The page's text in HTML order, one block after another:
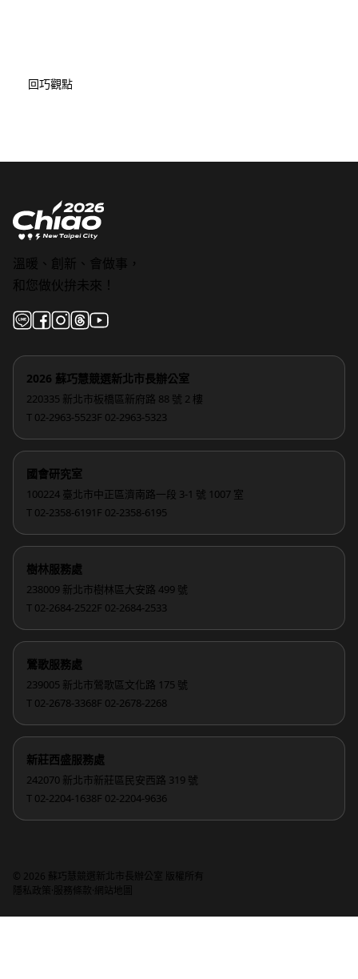
回巧觀點
溫暖、創新、會做事，
和您做伙拚未來！
2026 蘇巧慧競選新北市長辦公室
220335 新北市板橋區新府路 88 號 2 樓
T 02-2963-5523F 02-2963-5323
國會研究室
100224 臺北市中正區濟南路一段 3-1 號 1007 室
T 02-2358-6191 F 02-2358-6195
樹林服務處
238009 新北市樹林區大安路 499 號
T 02-2684-2522F 02-2684-2533
鶯歌服務處
239005 新北市鶯歌區文化路 175 號
T 02-2678-3368F 02-2678-2268
新莊西盛服務處
242070 新北市新莊區民安西路 319 號
T 02-2204-1638F 02-2204-9636
© 2026 蘇巧慧競選新北市長辦公室 版權所有
隱私政策 · 服務條款 · 網站地圖